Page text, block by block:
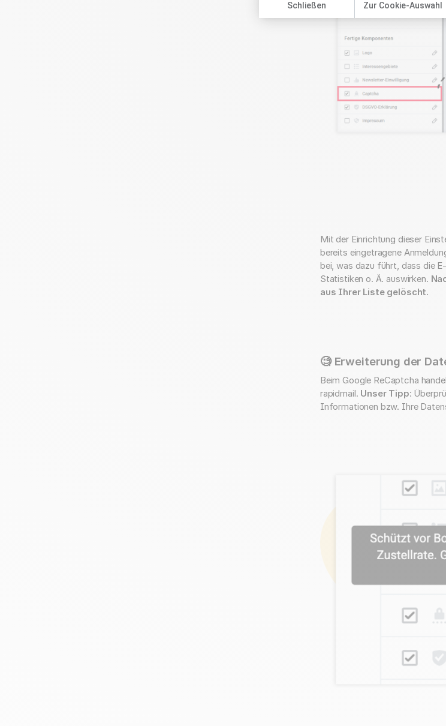
Schließen Zur Cookie-Auswahl
Mit der Einrichtung dieser
bereits eingetragene
bei, was dazu führt, dass die
Statistiken o. Ä. auswirken.
aus Ihrer Liste gelöscht.
🧐 Erweiterung der
Beim Google ReCaptcha
rapidmail. Unser Tipp:
Informationen bzw. Ihre